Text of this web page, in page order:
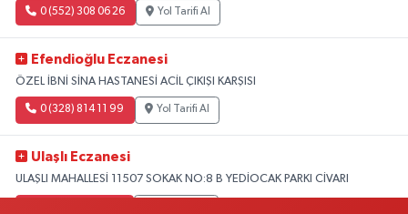
0 (552) 308 06 26 Yol Tarifi Al
Efendioğlu Eczanesi
ÖZEL İBNİ SİNA HASTANESİ ACİL ÇIKIŞI KARŞISI
0 (328) 814 11 99 Yol Tarifi Al
Ulaşlı Eczanesi
ULAŞLI MAHALLESİ 11507 SOKAK NO:8 B YEDİOCAK PARKI CİVARI